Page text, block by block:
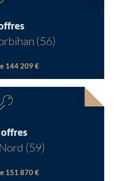
(56)
144 209 €
(59)
151 870 €